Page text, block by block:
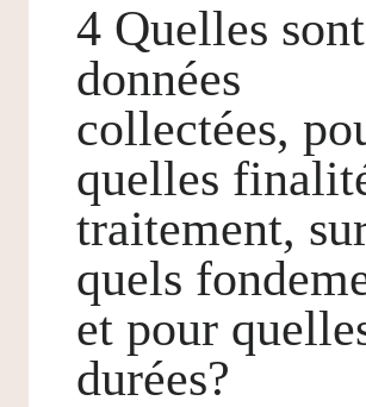
4 Quelles
données
collectées,
quelles
traitement,
quels
et pour
durées?